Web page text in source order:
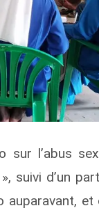
sur l’abus
suivi d’un
auparavant,